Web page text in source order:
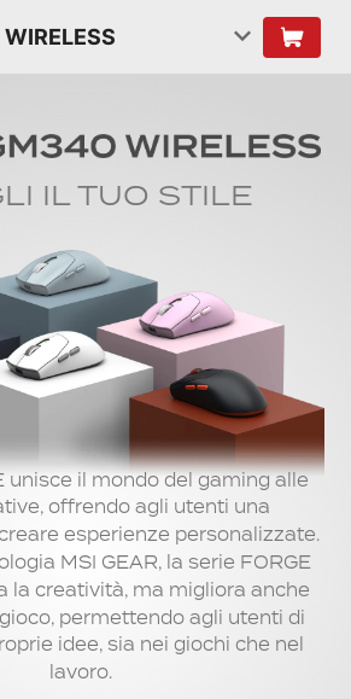
IL TUO STILE
unisce il mondo del gaming alle
offrendo agli utenti una
esperienze personalizzate.
MSI GEAR, la serie FORGE
la creatività, ma migliora anche
permettendo agli utenti di
idee, sia nei giochi che nel
lavoro.